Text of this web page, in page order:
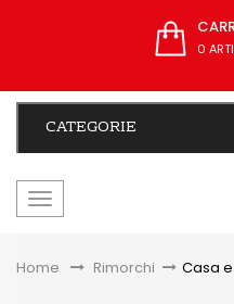
0
CATEGORIE
navigazione
Home &gt;Rimorchi > Casa